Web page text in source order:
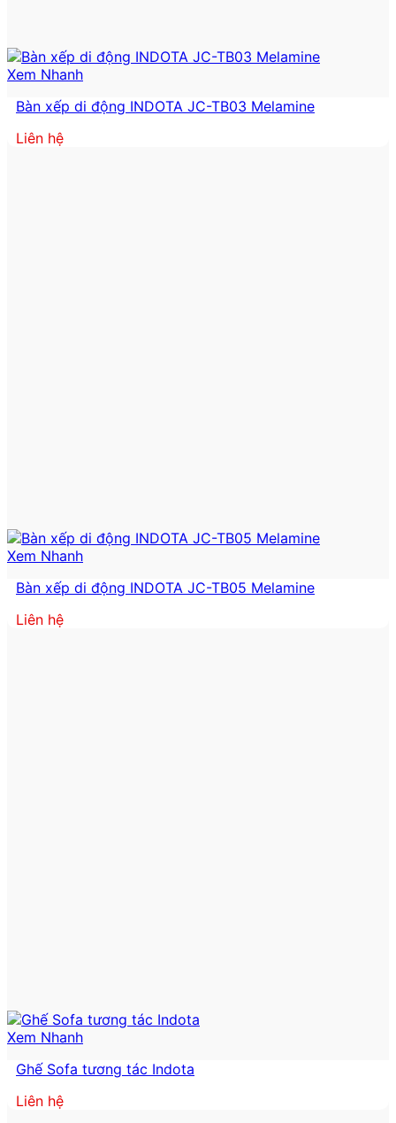
Xem Nhanh
Bàn xếp di động INDOTA JC-TB03 Melamine
Liên hệ
Xem Nhanh
Bàn xếp di động INDOTA JC-TB05 Melamine
Liên hệ
Xem Nhanh
Ghế Sofa tương tác Indota
Liên hệ